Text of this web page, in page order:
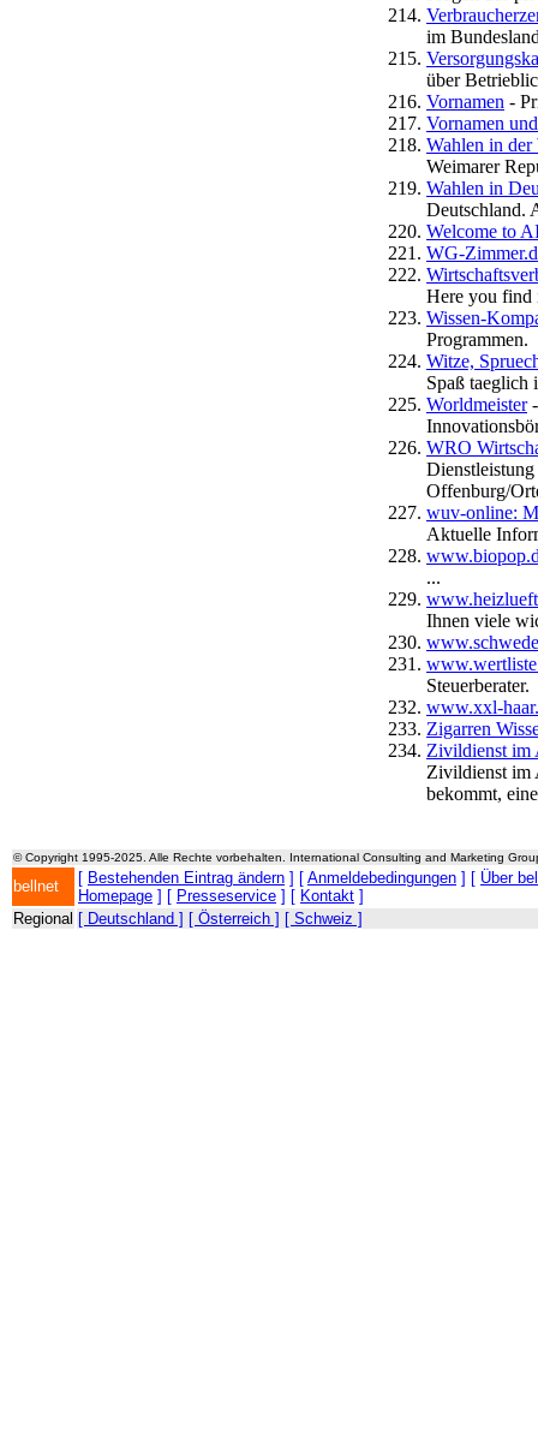
im
über
Vornamen -
Vornamen
Wahlen in
Weimarer
Wahlen in
Deutschland.
Welcome to
WG-
Here you find
Wissen-
Programmen.
Witze,
Spaß
Worldmeister-
WRO
Offenburg/
wuv-online:
Aktuelle
...
Ihnen viele
Steuerberater.
www.xxl-
Zigarren
Zivildienst im
Zivildienst im
bekommt,
© Copyright 1995-2025. Alle Rechte vorbehalten. International Consulting and Marketing
bellnet [ Bestehenden Eintrag ändern ] [ Anmeldebedingungen ] [ Über
Homepage ] [ Presseservice ] [ Kontakt ]
Regional [ Deutschland ] [ Österreich ] [ Schweiz ]